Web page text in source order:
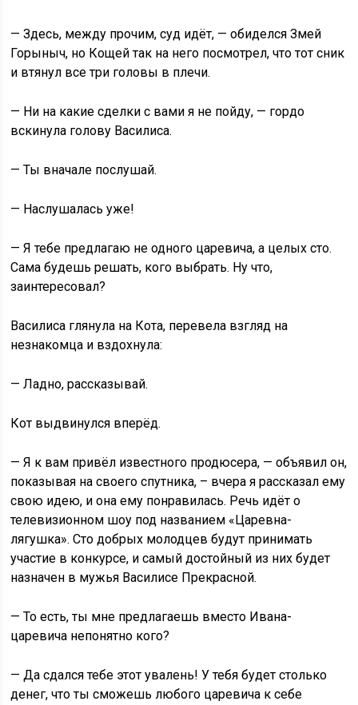
— Здесь, между прочим, суд идёт, — обиделся Змей
Горыныч, но Кощей так на него посмотрел, что тот сник
и втянул все три головы в плечи.
— Ни на какие сделки с вами я не пойду, — гордо
вскинула голову Василиса.
— Ты вначале послушай.
— Наслушалась уже!
— Я тебе предлагаю не одного царевича, а целых сто.
Сама будешь решать, кого выбрать. Ну что,
заинтересовал?
Василиса глянула на Кота, перевела взгляд на
незнакомца и вздохнула:
— Ладно, рассказывай.
Кот выдвинулся вперёд.
— Я к вам привёл известного продюсера, — объявил он,
показывая на своего спутника, – вчера я рассказал ему
свою идею, и она ему понравилась. Речь идёт о
телевизионном шоу под названием «Царевна-
лягушка». Сто добрых молодцев будут принимать
участие в конкурсе, и самый достойный из них будет
назначен в мужья Василисе Прекрасной.
— То есть, ты мне предлагаешь вместо Ивана-
царевича непонятно кого?
— Да сдался тебе этот увалень! У тебя будет столько
денег, что ты сможешь любого царевича к себе